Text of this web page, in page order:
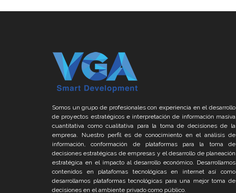
Somos un grupo de profesionales con experiencia en el desarrollo
de proyectos estratégicos e interpretación de información masiva
cuantitativa como cualitativa para la toma de decisiones de la
empresa. Nuestro perfil es de conocimiento en el análisis de
información, conformación de plataformas para la toma de
decisiones estratégicas de empresas y el desarrollo de planeación
estratégica en el impacto al desarrollo económico. Desarrollamos
contenidos en platafomas tecnológicas en internet así como
desarrollamos plataformas tecnológicas para una mejor toma de
decisiones en el ambiente privado como público.